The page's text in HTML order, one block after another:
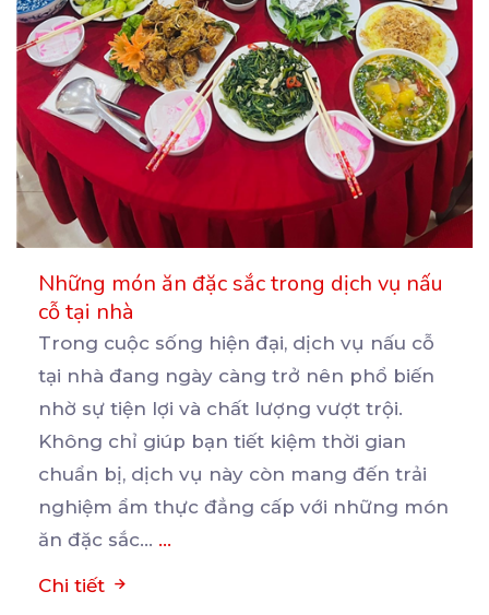
Những món ăn đặc sắc trong dịch vụ nấu
cỗ tại nhà
Trong cuộc sống hiện đại, dịch vụ nấu cỗ
tại nhà đang ngày càng trở nên phổ biến
nhờ sự tiện lợi và chất lượng vượt trội.
Không chỉ giúp bạn tiết kiệm thời gian
chuẩn bị, dịch vụ này còn mang đến trải
nghiệm ẩm thực đẳng cấp với những món
ăn đặc sắc... ...
Chi tiết